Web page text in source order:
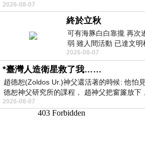
2026-08-07
終於立秋
可有海豚白白靠攏 再次
弱 雖人間活動 已達文
者 只能白白陪葬
2026-08-07
*臺灣人造衛星救了我……
趙德恕(Zoldos Ur.)神父還活著的時候: 他怕
德恕神父研究所的課程， 趙神父把窗簾放下
2026-08-07